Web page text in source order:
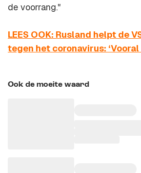
de voorrang."
LEES OOK: Rusland helpt de
tegen het coronavirus: ‘Vooral
Ook de moeite waard